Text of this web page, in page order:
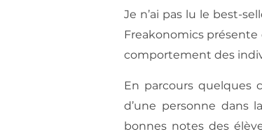
Je n’ai pas lu le best-
Freakonomics présente
comportement des
En parcours quelques
d’une personne dans
bonnes notes des